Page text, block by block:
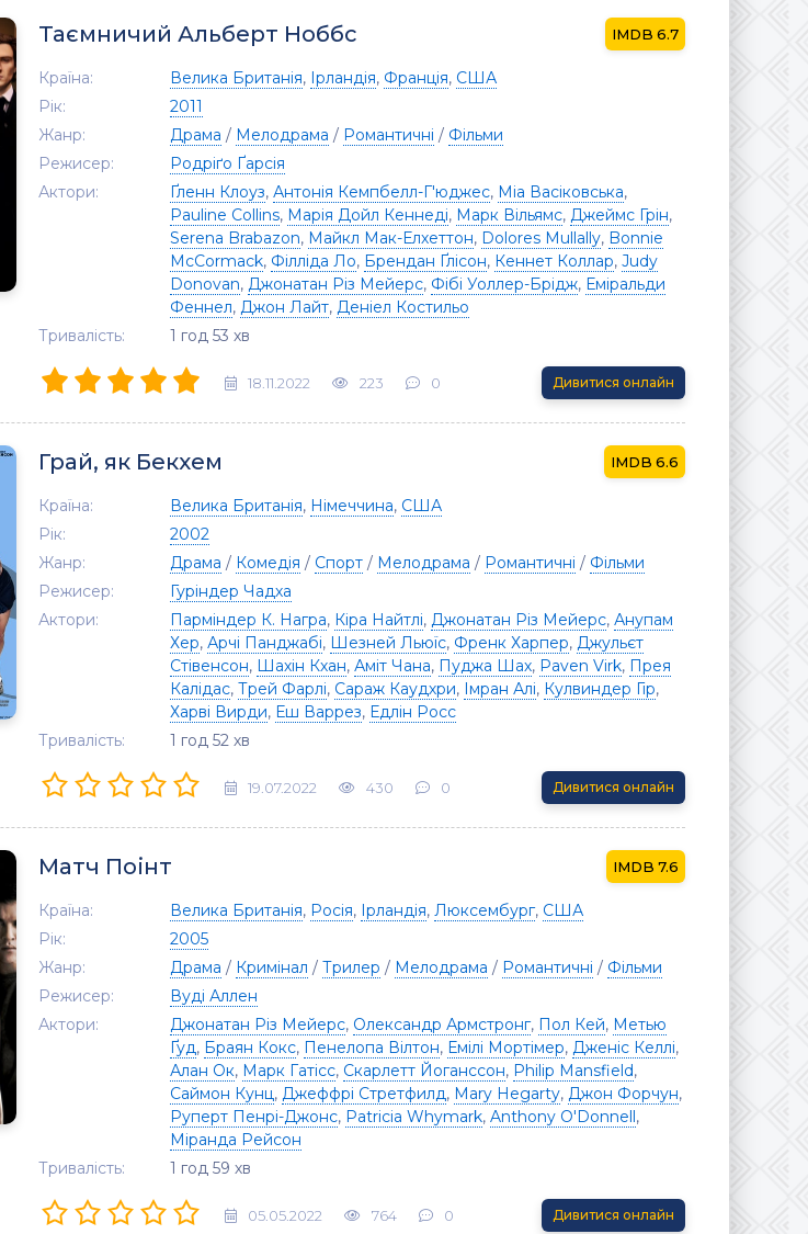
Таємничий Альберт Ноббс 6.7
Країна: Велика Британія, Ірландія, Франція, США
Рік:
2011
Жанр:
Драма / Мелодрама / Романтичні / Фільми
Режисер:
Родріґо Ґарсія
Актори:
Ґленн Клоуз, Антонія Кемпбелл-Г'юджес, Міа Васіковська,
Pauline Collins, Марія Дойл Кеннеді, Марк Вільямс, Джеймс Грін,
Serena Brabazon, Майкл Мак-Елхеттон, Dolores Mullally, Bonnie
McCormack, Філліда Ло, Брендан Ґлісон, Кеннет Коллар, Judy
Donovan, Джонатан Різ Мейерс, Фібі Уоллер-Брідж, Еміральди
Феннел, Джон Лайт, Деніел Костильо
Тривалість:
1 год 53 хв
18.11.2022 223 0 Дивитися онлайн
Грай, як Бекхем 6.6
Країна: Велика Британія, Німеччина, США
Рік:
2002
Жанр:
Драма / Комедія / Спорт / Мелодрама / Романтичні / Фільми
Режисер:
Гуріндер Чадха
Актори:
Парміндер К. Награ, Кіра Найтлі, Джонатан Різ Мейерс, Анупам
Хер, Арчі Панджабі, Шезней Льюїс, Френк Харпер, Джульєт
Стівенсон, Шахін Кхан, Аміт Чана, Пуджа Шах, Paven Virk, Прея
Калідас, Трей Фарлі, Сараж Каудхри, Імран Алі, Кулвиндер Гір,
Харві Вирди, Еш Варрез, Едлін Росс
Тривалість:
1 год 52 хв
19.07.2022 430 0 Дивитися онлайн
Матч Поінт 7.6
Країна: Велика Британія, Росія, Ірландія, Люксембург, США
Рік:
2005
Жанр:
Драма / Кримінал / Трилер / Мелодрама / Романтичні / Фільми
Режисер:
Вуді Аллен
Актори:
Джонатан Різ Мейерс, Олександр Армстронг, Пол Кей, Метью
Ґуд, Браян Кокс, Пенелопа Вілтон, Емілі Мортімер, Дженіс Келлі,
Алан Ок, Марк Гатісс, Скарлетт Йоганссон, Philip Mansfield,
Саймон Кунц, Джеффрі Стретфилд, Mary Hegarty, Джон Форчун,
Руперт Пенрі-Джонс, Patricia Whymark, Anthony O'Donnell,
Міранда Рейсон
Тривалість:
1 год 59 хв
05.05.2022 764 0 Дивитися онлайн